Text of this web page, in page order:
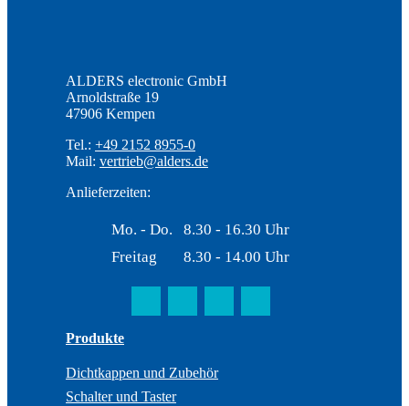
ALDERS electronic GmbH
Arnoldstraße 19
47906 Kempen
Tel.: +49 2152 8955-0
Mail: vertrieb@alders.de
Anlieferzeiten:
Mo. - Do.
8.30 - 16.30 Uhr
Freitag
8.30 - 14.00 Uhr
Produkte
Dichtkappen und Zubehör
Schalter und Taster